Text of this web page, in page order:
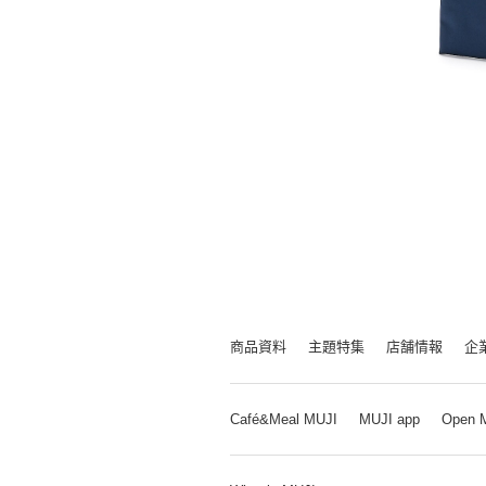
商品資料 主題特集 店舗情報 企
Café&Meal MUJI MUJI app Open